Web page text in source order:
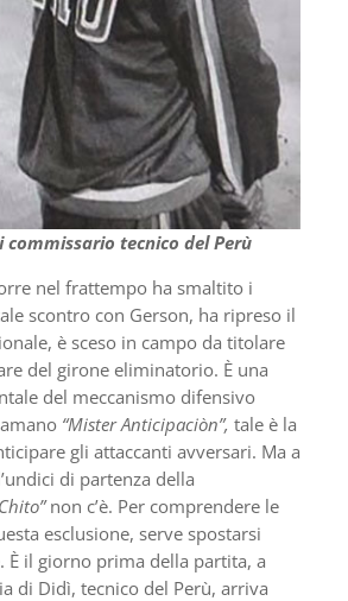
commissario tecnico del Perù
nel frattempo ha smaltito i
scontro con Gerson, ha ripreso il
è sceso in campo da titolare
del girone eliminatorio. È una
del meccanismo difensivo
“Mister Anticipaciòn”, tale è la
gli attaccanti avversari. Ma a
di partenza della
non c’è. Per comprendere le
esclusione, serve spostarsi
È il giorno prima della partita, a
di Didì, tecnico del Perù, arriva